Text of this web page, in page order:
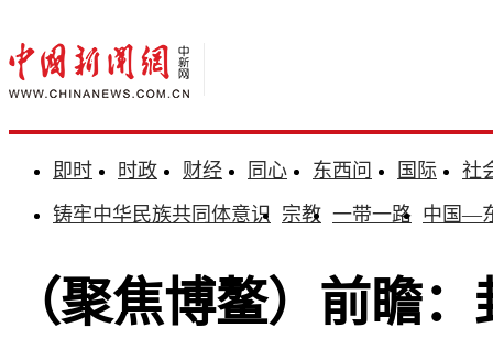
即时 时政 财经 同心 东西问 国际
社
铸牢中华民族共同体意识 宗教 一带一路 中国—
（聚焦博鳌）前瞻